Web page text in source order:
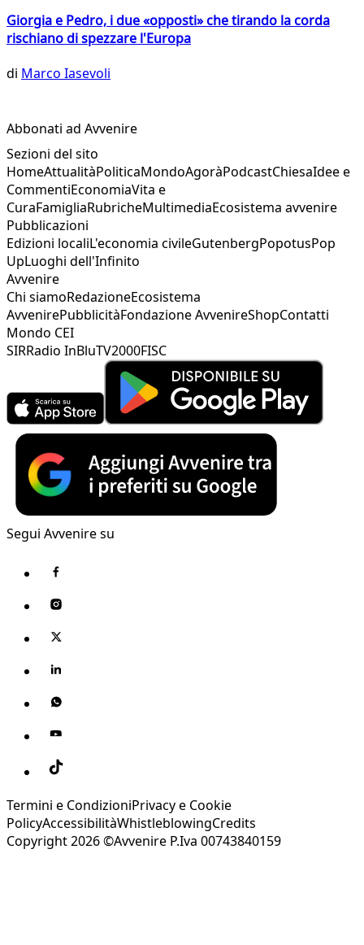
Giorgia e Pedro, i due «opposti» che tirando la corda
rischiano di spezzare l'Europa
di Marco Iasevoli
Abbonati ad Avvenire
Sezioni del sito
HomeAttualitàPoliticaMondoAgoràPodcastChiesaIdee e
CommentiEconomiaVita e
CuraFamigliaRubricheMultimediaEcosistema avvenire
Pubblicazioni
Edizioni localiL'economia civileGutenbergPopotusPop
UpLuoghi dell'Infinito
Avvenire
Chi siamoRedazioneEcosistema
AvvenirePubblicitàFondazione AvvenireShopContatti
Mondo CEI
SIRRadio InBluTV2000FISC
Segui Avvenire su
Termini e CondizioniPrivacy e Cookie
PolicyAccessibilitàWhistleblowingCredits
Copyright 2026 ©Avvenire P.Iva 00743840159